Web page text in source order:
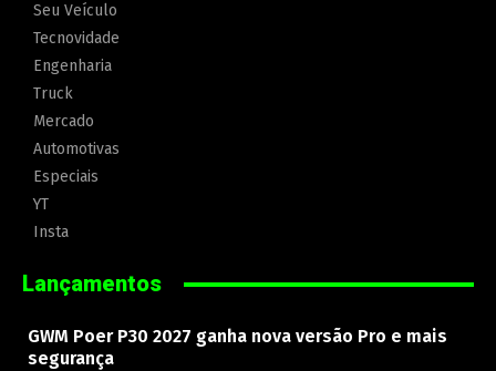
Seu Veículo
Tecnovidade
Engenharia
Truck
Mercado
Automotivas
Especiais
YT
Insta
Lançamentos
GWM Poer P30 2027 ganha nova versão Pro e mais
segurança